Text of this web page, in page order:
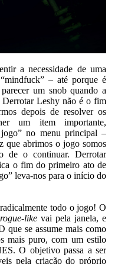
a necessidade de uma
– até porque é
um snob quando a
Derrotar Leshy não é o fim
depois de resolver os
um item importante,
no menu principal –
que abrimos o jogo somos
de o continuar. Derrotar
o fim do primeiro ato de
leva-nos para o início do
todo o jogo! O
rogue-likevai pela janela, e
que se assume mais como
mais puro, com um estilo
O objetivo passa a ser
pela criação do próprio